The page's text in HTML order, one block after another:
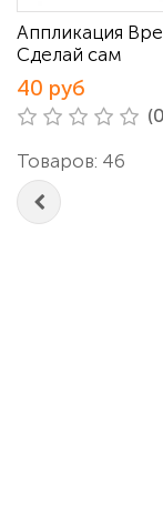
Аппликация
Сделай сам
40 руб
Товаров: 46